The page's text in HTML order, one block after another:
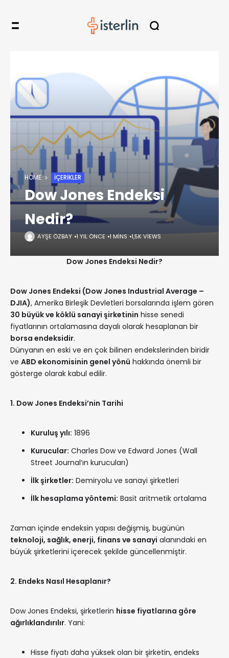
HOME İÇERIKLER
Dow Jones Endeksi
Nedir?
AYŞE ÖZBAY 1 YIL ÖNCE 1 MINS 1,5K VIEWS
Dow Jones Endeksi Nedir?
Dow Jones Endeksi (Dow Jones Industrial Average –
DJIA), Amerika Birleşik Devletleri borsalarında işlem gören
30 büyük ve köklü sanayi şirketinin hisse senedi
fiyatlarının ortalamasına dayalı olarak hesaplanan bir
borsa endeksidir.
Dünyanın en eski ve en çok bilinen endekslerinden biridir
ve ABD ekonomisinin genel yönü hakkında önemli bir
gösterge olarak kabul edilir.
1. Dow Jones Endeksi’nin Tarihi
Kuruluş yılı: 1896
Kurucular: Charles Dow ve Edward Jones (Wall
Street Journal’ın kurucuları)
İlk şirketler: Demiryolu ve sanayi şirketleri
İlk hesaplama yöntemi: Basit aritmetik ortalama
Zaman içinde endeksin yapısı değişmiş, bugünün
teknoloji, sağlık, enerji, finans ve sanayi alanındaki en
büyük şirketlerini içerecek şekilde güncellenmiştir.
2. Endeks Nasıl Hesaplanır?
Dow Jones Endeksi, şirketlerin hisse fiyatlarına göre
ağırlıklandırılır. Yani:
Hisse fiyatı daha yüksek olan bir şirketin, endeks